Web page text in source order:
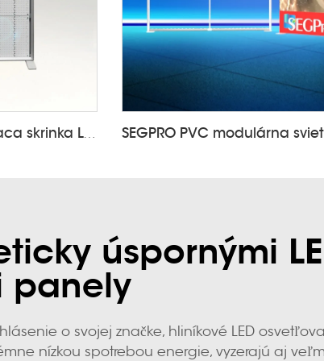
SEGPRO Dynamická LED svietiaca skrinka LT-DALF85
úspornými
panely
o svojej značke, hliníkové LED
nízkou spotrebou energie, vyzerajú aj